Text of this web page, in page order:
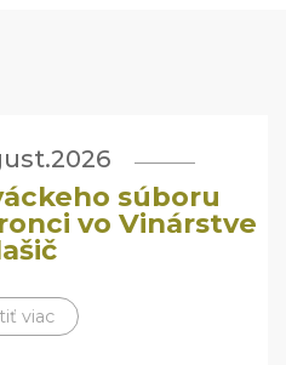
súboru
vo Vinárstve
viac